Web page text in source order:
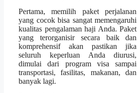
Pertama, memilih paket perjalanan
yang cocok bisa sangat memengaruhi
kualitas pengalaman haji Anda. Paket
yang terorganisir secara baik dan
komprehensif akan pastikan jika
seluruh keperluan Anda diurusi,
dimulai dari program visa sampai
transportasi, fasilitas, makanan, dan
banyak lagi.